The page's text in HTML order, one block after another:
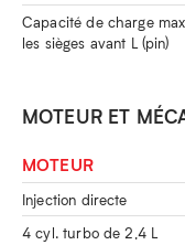
Capacité de charge
les sièges avant L (pin)
MOTEUR ET
MOTEUR
Injection directe
4 cyl. turbo de 2,4 L